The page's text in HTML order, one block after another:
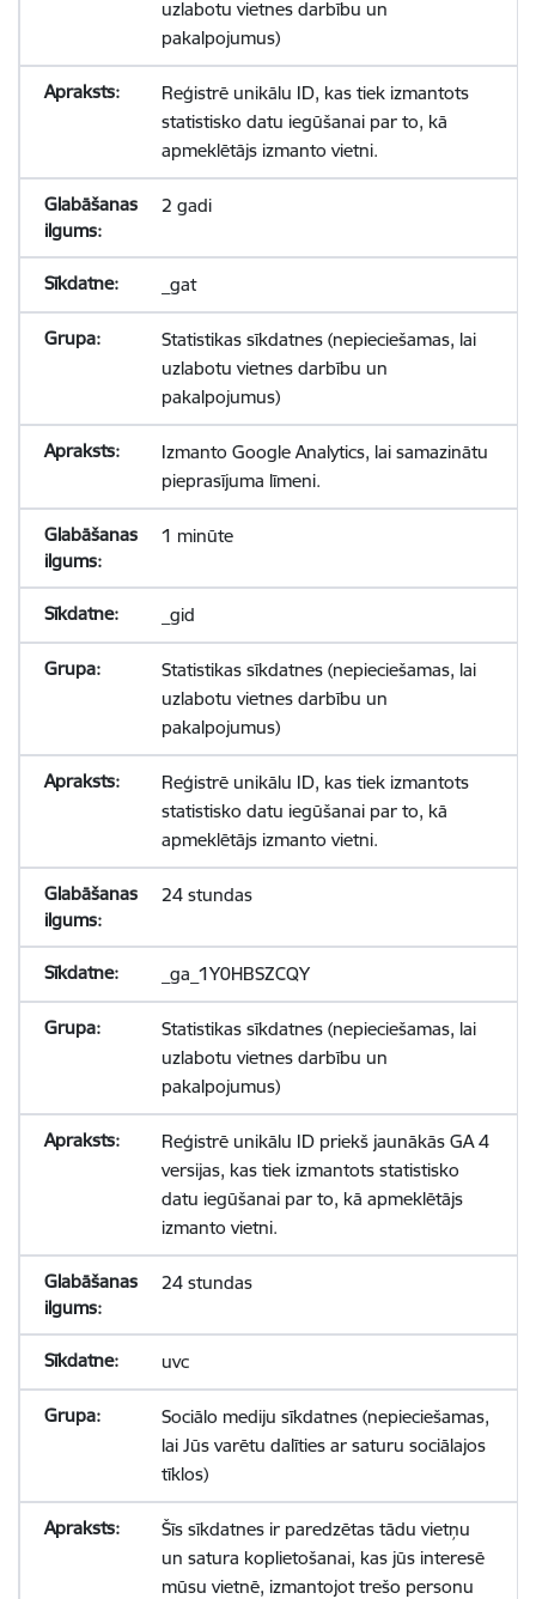
uzlabotu vietnes darbību un
pakalpojumus)
Reģistrē unikālu ID, kas tiek izmantots
statistisko datu iegūšanai par to, kā
apmeklētājs izmanto vietni.
2 gadi
_gat
Statistikas sīkdatnes (nepieciešamas, lai
uzlabotu vietnes darbību un
pakalpojumus)
Izmanto Google Analytics, lai samazinātu
pieprasījuma līmeni.
1 minūte
_gid
Statistikas sīkdatnes (nepieciešamas, lai
uzlabotu vietnes darbību un
pakalpojumus)
Reģistrē unikālu ID, kas tiek izmantots
statistisko datu iegūšanai par to, kā
apmeklētājs izmanto vietni.
24 stundas
_ga_1Y0HBSZCQY
Statistikas sīkdatnes (nepieciešamas, lai
uzlabotu vietnes darbību un
pakalpojumus)
Reģistrē unikālu ID priekš jaunākās GA 4
versijas, kas tiek izmantots statistisko
datu iegūšanai par to, kā apmeklētājs
izmanto vietni.
24 stundas
uvc
Sociālo mediju sīkdatnes (nepieciešamas,
lai Jūs varētu dalīties ar saturu sociālajos
tīklos)
Šīs sīkdatnes ir paredzētas tādu vietņu
un satura koplietošanai, kas jūs interesē
mūsu vietnē, izmantojot trešo personu